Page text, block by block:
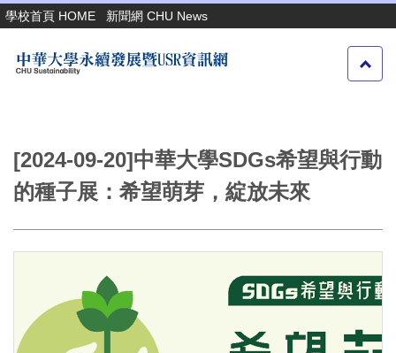
跳
到
要
學校首頁 HOME 新聞網 CHU News
[2024-09-20]中華大學SDGs希望與行動
的種子展：希望萌芽，綻放未來